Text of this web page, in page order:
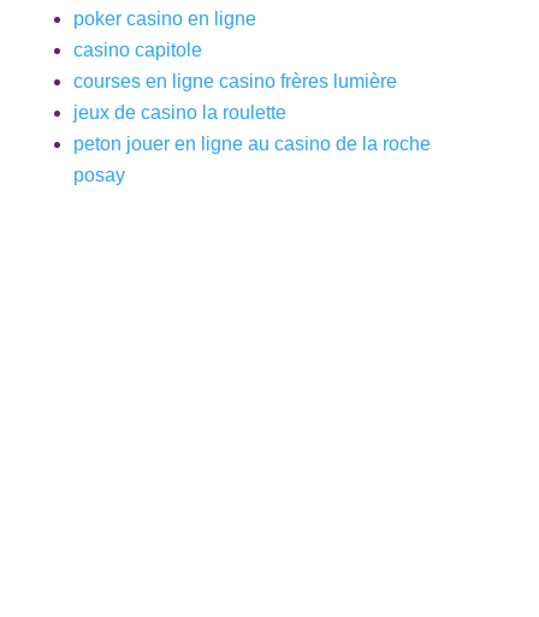
poker casino en ligne
casino capitole
courses en ligne casino frères lumière
jeux de casino la roulette
peton jouer en ligne au casino de la roche
posay